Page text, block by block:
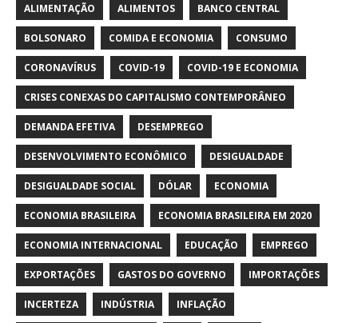
ALIMENTAÇÃO ALIMENTOS BANCO CENTRAL
BOLSONARO COMIDA E ECONOMIA CONSUMO
CORONAVÍRUS COVID-19 COVID-19 E ECONOMIA
CRISES CONEXAS DO CAPITALISMO CONTEMPORÂNEO
DEMANDA EFETIVA DESEMPREGO
DESENVOLVIMENTO ECONÔMICO DESIGUALDADE
DESIGUALDADE SOCIAL DÓLAR ECONOMIA
ECONOMIA BRASILEIRA ECONOMIA BRASILEIRA EM 2020
ECONOMIA INTERNACIONAL EDUCAÇÃO EMPREGO
EXPORTAÇÕES GASTOS DO GOVERNO IMPORTAÇÕES
INCERTEZA INDÚSTRIA INFLAÇÃO